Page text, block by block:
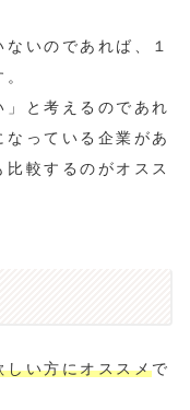
いのであれば、１
」と考えるのであれ
っている企業があ
較するのがオスス
しい方にオススメで